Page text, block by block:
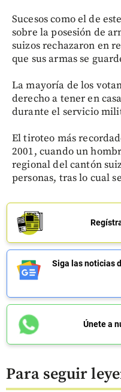
Sucesos como el de
sobre la posesión de
suizos rechazaron en
que sus armas se
La mayoría de los
derecho a tener en
durante el servicio
El tiroteo más
2001, cuando un
regional del cantón
personas, tras lo cual
Siga las noticias
Únete a
Para seguir